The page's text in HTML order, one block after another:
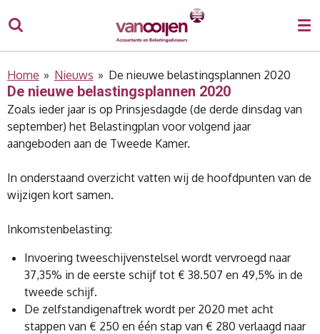
direct
naar
hoofdinhoud
Home » Nieuws » De nieuwe belastingsplannen 2020
De nieuwe belastingsplannen 2020
Zoals ieder jaar is op Prinsjesdagde (de derde dinsdag van
september) het Belastingplan voor volgend jaar
aangeboden aan de Tweede Kamer.
In onderstaand overzicht vatten wij de hoofdpunten van de
wijzigen kort samen.
Inkomstenbelasting:
Invoering tweeschijvenstelsel wordt vervroegd naar
37,35% in de eerste schijf tot € 38.507 en 49,5% in de
tweede schijf.
De zelfstandigenaftrek wordt per 2020 met acht
stappen van € 250 en één stap van € 280 verlaagd naar